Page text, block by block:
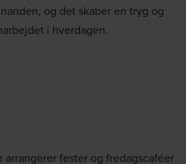
og det skaber en tryg og
i hverdagen.
fester og fredagscaféer